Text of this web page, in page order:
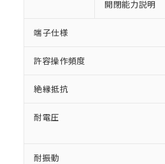
開閉能力説明
端子仕様
許容操作頻度
絶縁抵抗
耐電圧
耐振動